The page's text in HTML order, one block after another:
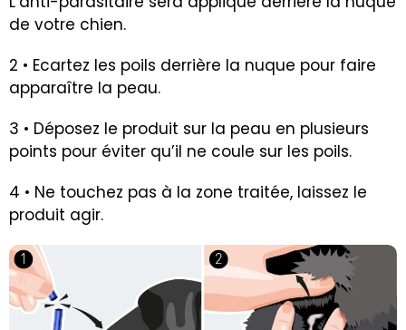
de votre chien.
2 • Ecartez les poils derrière la nuque pour faire
apparaître la peau.
3 • Déposez le produit sur la peau en plusieurs
points pour éviter qu’il ne coule sur les poils.
4 • Ne touchez pas à la zone traitée, laissez le
produit agir.